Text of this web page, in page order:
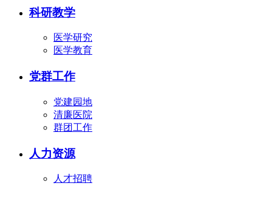
科研教学
医学研究
医学教育
党群工作
党建园地
清廉医院
群团工作
人力资源
人才招聘